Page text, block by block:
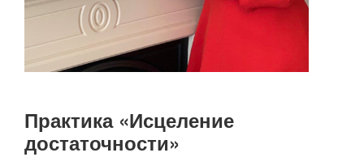
Практика «Исцеление
достаточности»